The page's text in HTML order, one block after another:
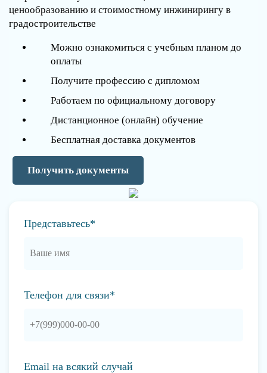
ценообразованию и стоимостному инжинирингу в
градостроительстве
Можно ознакомиться с учебным планом до
оплаты
Получите профессию с дипломом
Работаем по официальному договору
Дистанционное (онлайн) обучение
Бесплатная доставка документов
Получить документы
Представьтесь*
Телефон для связи*
Email на всякий случай